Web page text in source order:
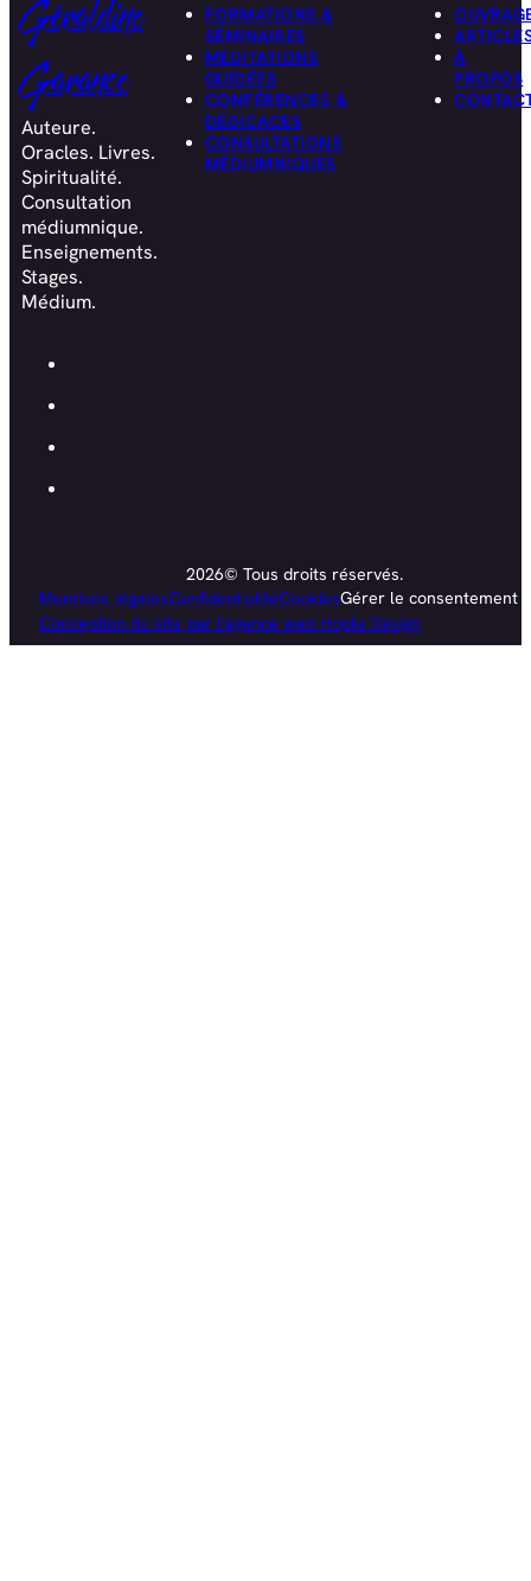
Géraldine
Garance
Auteure.
Oracles. Livres.
Spiritualité.
Consultation
médiumnique.
Enseignements.
Stages.
Médium.
FORMATIONS &
SÉMINAIRES
MÉDITATIONS
GUIDÉES
CONFÉRENCES &
DÉDICACES
CONSULTATIONS
MÉDIUMNIQUES
À
PROPOS
2026© Tous droits réservés.
Mentions légalesConfidentialitéCookiesGérer le consentement
Conception du site par l'agence web Hopla Design